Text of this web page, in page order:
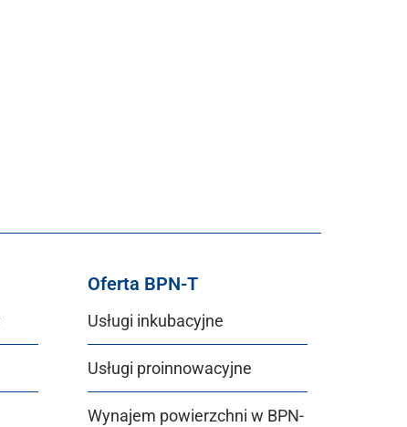
Oferta BPN-T
Usługi inkubacyjne
Usługi proinnowacyjne
Wynajem powierzchni w BPN-